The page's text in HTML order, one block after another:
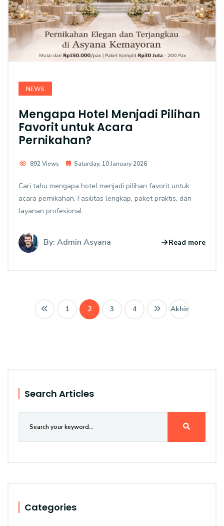
NEWS
Mengapa Hotel Menjadi Pilihan
Favorit untuk Acara
Pernikahan?
892 Views Saturday, 10 January 2026
Cari tahu mengapa hotel menjadi pilihan favorit untuk
acara pernikahan. Fasilitas lengkap, paket praktis, dan
layanan profesional.
By: Admin Asyana Read more
1 2 3 4 Akhir
Search Articles
Categories